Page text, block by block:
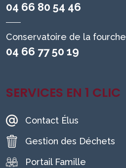
04 66 80 54 46
Conservatoire de la fourche
04 66 77 50 19
SERVICES EN 1 CLIC
Contact Élus
Gestion des Déchets
Portail Famille